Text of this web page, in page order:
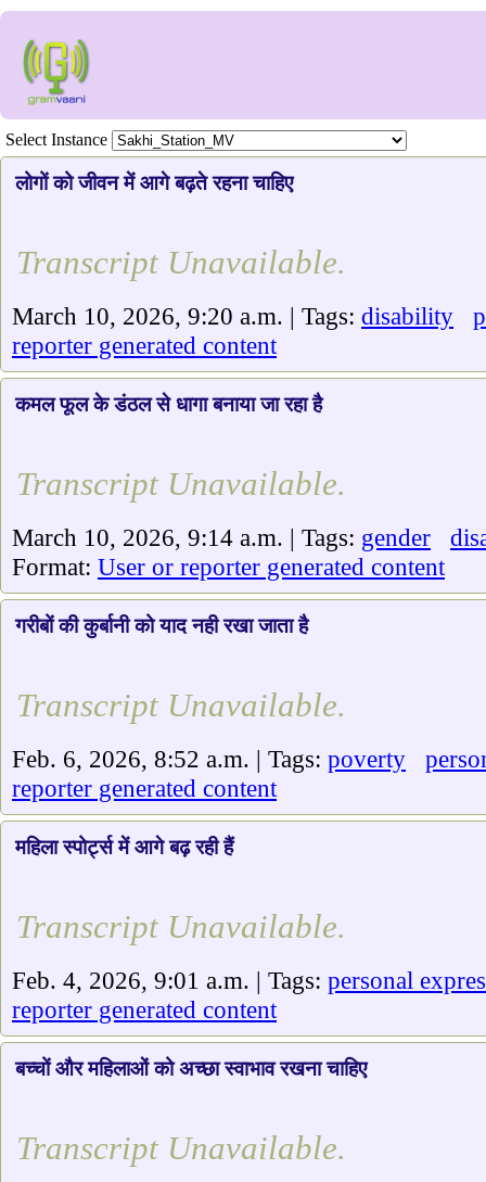
Select Instance
लोगों को जीवन में आगे बढ़ते रहना चाहिए
Transcript Unavailable.
March 10, 2026, 9:20 a.m. | Tags: disability
reporter generated content
कमल फूल के डंठल से धागा बनाया जा रहा है
Transcript Unavailable.
March 10, 2026, 9:14 a.m. | Tags: gender
Format: User or reporter generated content
गरीबों की कुर्बानी को याद नही रखा जाता है
Transcript Unavailable.
Feb. 6, 2026, 8:52 a.m. | Tags: poverty
reporter generated content
महिला स्पोर्ट्स में आगे बढ़ रही हैं
Transcript Unavailable.
Feb. 4, 2026, 9:01 a.m. | Tags: personal
reporter generated content
बच्चों और महिलाओं को अच्छा स्वाभाव रखना चाहिए
Transcript Unavailable.